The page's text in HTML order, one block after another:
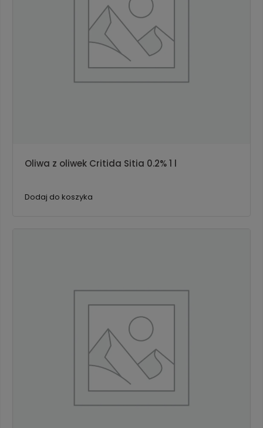
Oliwa z oliwek Critida Sitia 0.2% 1 l
Dodaj do koszyka